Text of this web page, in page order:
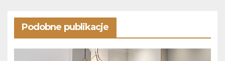
Podobne publikacje